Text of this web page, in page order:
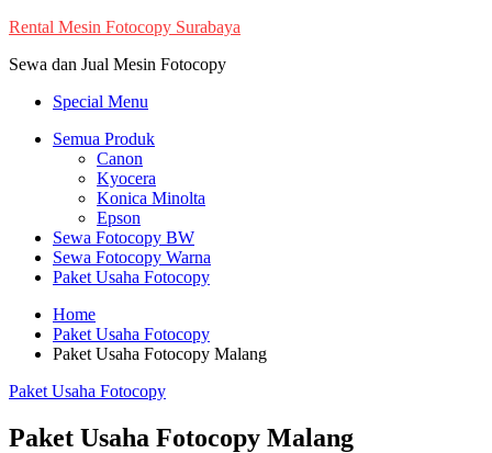
Skip
content
Rental Mesin Fotocopy Surabaya
Sewa dan Jual Mesin Fotocopy
Special Menu
Semua Produk
Canon
Kyocera
Konica Minolta
Epson
Sewa Fotocopy BW
Sewa Fotocopy Warna
Paket Usaha Fotocopy
Home
Paket Usaha Fotocopy
Paket Usaha Fotocopy Malang
Paket Usaha Fotocopy
Paket Usaha Fotocopy Malang